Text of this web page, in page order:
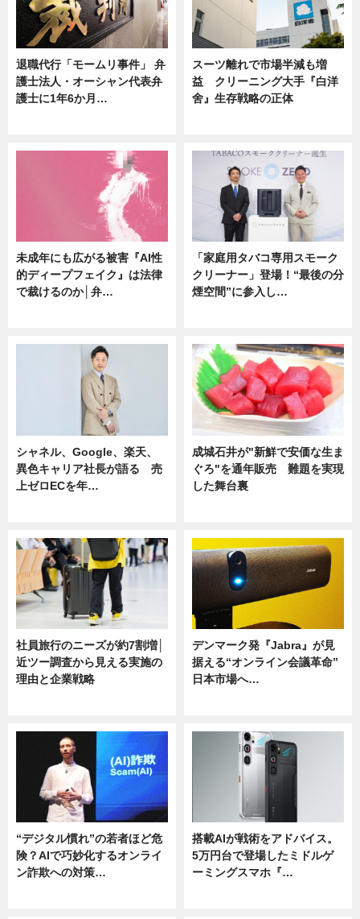
退職代行「モームリ事件」 弁
護士法人・オーシャン代表弁
護士に1年6か月…
スーツ離れで市場半減も増
益 クリーニング大手『白洋
舍』生存戦略の正体
未成年にも広がる被害『AI性
的ディープフェイク』は法律
で裁けるのか│弁…
「家庭用タバコ専用スモーク
クリーナー」登場！“最後の分
煙空間”に参入し…
シャネル、Google、楽天、
異色キャリア社長が語る 売
上ゼロECを年…
成城石井が"新鮮で安価な生ま
ぐろ"を通年販売 難題を実現
した舞台裏
社員旅行のニーズが約7割増│
近ツー調査から見える実施の
理由と企業戦略
デンマーク発『Jabra』が見
据える“オンライン会議革命”
日本市場へ…
“デジタル慣れ”の若者ほど危
険？AIで巧妙化するオンライ
ン詐欺への対策…
搭載AIが戦術をアドバイス。
5万円台で登場したミドルゲ
ーミングスマホ『…